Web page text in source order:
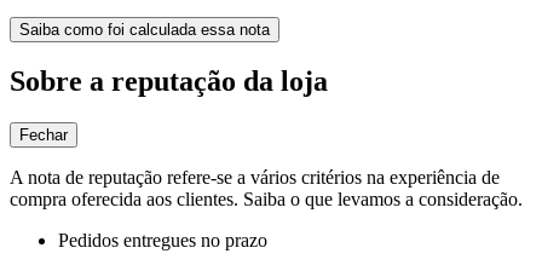
Saiba como foi calculada essa nota
Sobre a reputação da loja
Fechar
A nota de reputação refere-se a vários critérios na experiência de
compra oferecida aos clientes. Saiba o que levamos a consideração.
Pedidos entregues no prazo